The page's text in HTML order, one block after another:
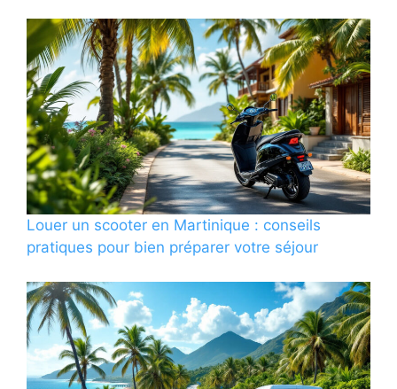
Louer un scooter en Martinique : conseils
pratiques pour bien préparer votre séjour